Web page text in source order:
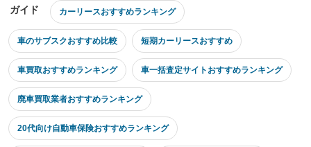
ガイド カーリースおすすめランキング
車のサブスクおすすめ比較 短期カーリースおすすめ
車買取おすすめランキング 車一括査定サイトおすすめランキング
廃車買取業者おすすめランキング
20代向け自動車保険おすすめランキング